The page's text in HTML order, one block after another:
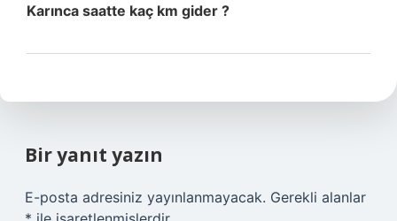
Karınca saatte kaç km gider ?
Bir yanıt yazın
E-posta adresiniz yayınlanmayacak. Gerekli alanlar